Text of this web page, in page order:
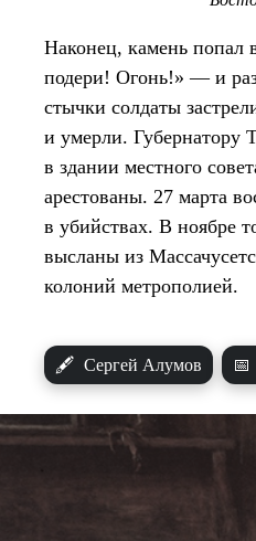
Наконец, камень попал
подери! Огонь!» — и
стычки солдаты
и умерли. Губернатору
в здании местного
арестованы. 27 марта
в убийствах. В ноябре
высланы из
колоний метрополией.
🖋 Сергей Алумов 📅